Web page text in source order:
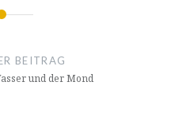
BEITRAG
und der Mond